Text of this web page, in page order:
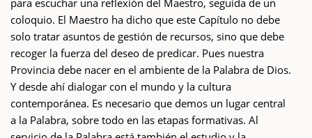
para escuchar una reflexión del Maestro, seguida de un
coloquio. El Maestro ha dicho que este Capítulo no debe
solo tratar asuntos de gestión de recursos, sino que debe
recoger la fuerza del deseo de predicar. Pues nuestra
Provincia debe nacer en el ambiente de la Palabra de Dios.
Y desde ahí dialogar con el mundo y la cultura
contemporánea. Es necesario que demos un lugar central
a la Palabra, sobre todo en las etapas formativas. Al